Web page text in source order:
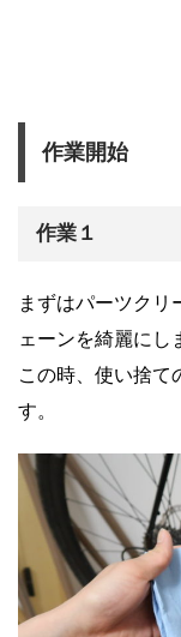
作業開始
作業１
まずはパーツクリ
ェーンを綺麗にし
この時、使い捨て
す。